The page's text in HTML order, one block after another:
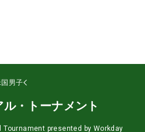
国男子
・トーナメント
Tournament presented by Workday